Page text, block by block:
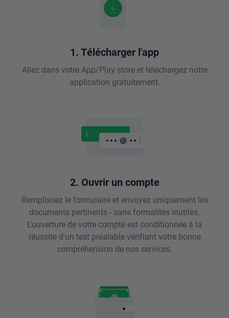
1. Télécharger l'app
Allez dans votre App/Play store et téléchargez notre
application gratuitement.
2. Ouvrir un compte
Remplissez le formulaire et envoyez uniquement les
documents pertinents - sans formalités inutiles.
L'ouverture de votre compte est conditionnée à la
réussite d'un test préalable vérifiant votre bonne
compréhension de nos services.